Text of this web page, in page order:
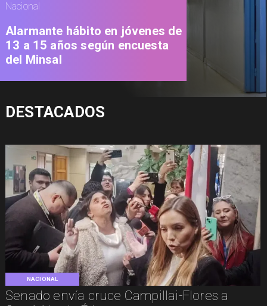
NACIONAL
Senado envía cruce Campillai-Flores a
Nacional
Alarmante hábito en jóvenes de
13 a 15 años según encuesta
del Minsal
DESTACADOS